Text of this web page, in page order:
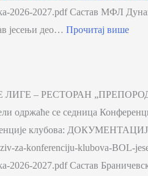
2026-2027.pdf Састав МФЛ
јесењи део… Прочитај више
– РЕСТОРАН „ПРЕПОРОД“
одржаће се седница
клубова:
za-konferenciju-klubova-BOL-
2027.pdf Састав